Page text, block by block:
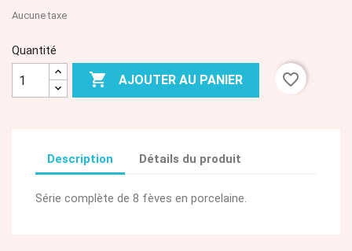
Aucune taxe
Quantité
 AJOUTER AU PANIER favorite_border
Description Détails du produit
Série complète de 8 fèves en porcelaine.